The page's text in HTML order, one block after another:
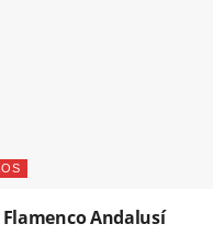
Andalusí